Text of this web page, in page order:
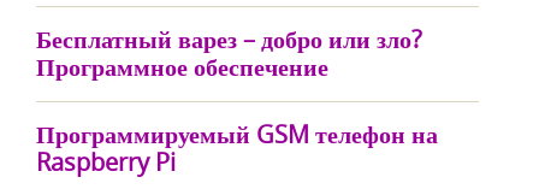
Бесплатный варез – добро или зло?
Программное обеспечение
Программируемый GSM телефон на
Raspberry Pi